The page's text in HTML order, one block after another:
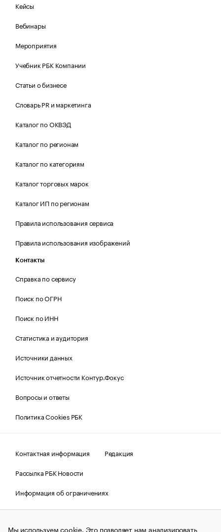
Кейсы
Вебинары
Мероприятия
Учебник РБК Компании
Статьи о бизнесе
Словарь PR и маркетинга
Каталог по ОКВЭД
Каталог по регионам
Каталог по категориям
Каталог торговых марок
Каталог ИП по регионам
Правила использования сервиса
Правила использования изображений
Контакты
Справка по сервису
Поиск по ОГРН
Поиск по ИНН
Статистика и аудитория
Источники данных
Источник отчетности Контур.Фокус
Вопросы и ответы
Политика Cookies РБК
Контактная информация
Редакция
Рассылка РБК Новости
Информация об ограничениях
Правовая информация
О соблюдении авторских прав
Мы используем cookie. Это позволяет нам анализировать